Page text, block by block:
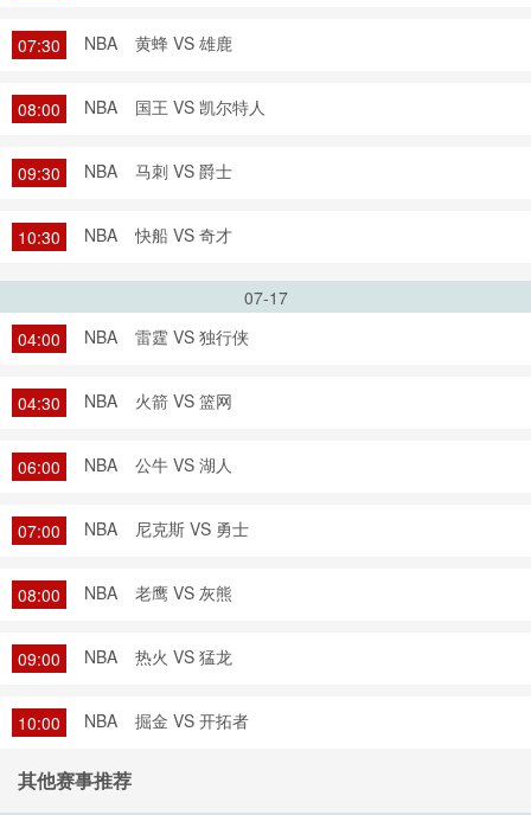
07:30 NBA 黄蜂 VS 雄鹿
08:00 NBA 国王 VS 凯尔特人
09:30 NBA 马刺 VS 爵士
10:30 NBA 快船 VS 奇才
07-17
04:00
NBA 雷霆 VS 独行侠
04:30 NBA 火箭 VS 篮网
06:00 NBA 公牛 VS 湖人
07:00 NBA 尼克斯 VS 勇士
08:00 NBA 老鹰 VS 灰熊
09:00 NBA 热火 VS 猛龙
10:00 NBA 掘金 VS 开拓者
其他赛事推荐